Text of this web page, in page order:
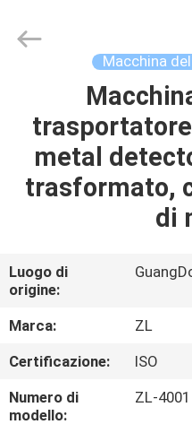
PRODOTTI
CIRCA
NOI
GIRO
DELLA
FABBRICA
Instrument
Technology
Macchina
metal
trasformato,
di
Luogo di
origine:
Marca:
ZL
Certificazione:
ISO
Numero di
modello:
ZL-4001